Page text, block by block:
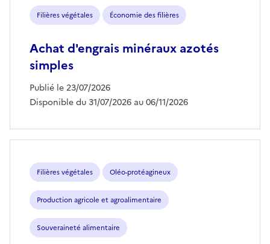
Filières végétales Économie des filières
Achat d'engrais minéraux azotés
simples
Publié le 23/07/2026
Disponible du 31/07/2026 au 06/11/2026
Filières végétales Oléo-protéagineux
Production agricole et agroalimentaire
Souveraineté alimentaire